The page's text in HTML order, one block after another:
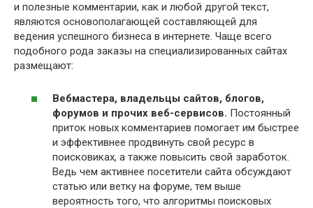
и полезные комментарии, как и любой другой текст,
являются основополагающей составляющей для
ведения успешного бизнеса в интернете. Чаще всего
подобного рода заказы на специализированных сайтах
размещают:
Вебмастера, владельцы сайтов, блогов,
форумов и прочих веб-сервисов. Постоянный
приток новых комментариев помогает им быстрее
и эффективнее продвинуть свой ресурс в
поисковиках, а также повысить свой заработок.
Ведь чем активнее посетители сайта обсуждают
статью или ветку на форуме, тем выше
вероятность того, что алгоритмы поисковых